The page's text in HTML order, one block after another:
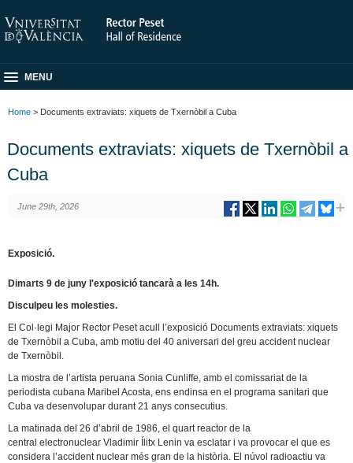
MENU
Home > Documents extraviats: xiquets de Txernòbil a Cuba
Documents extraviats: xiquets de Txernòbil a
Cuba
June 29th, 2026
Exposició.
Dimarts 9 de juny l'exposició tancarà a les 14h.
Disculpeu les molesties.
El Col·legi Major Rector Peset acull l’exposició Documents extraviats: xiquets
de Txernòbil a Cuba, amb motiu del 40 aniversari del greu accident nuclear
de Txernòbil.
La mostra de l’artista peruana Sonia Cunliffe, amb el comissariat de la
periodista cubana Maribel Acosta, ens endinsa en el programa sanitari que
Cuba va desenvolupar durant 21 anys consecutius.
La matinada del 26 d’abril de 1986, el quart reactor de la
central electronuclear Vladimir Ílitx Lenin va esclatar i va provocar el que es
considera l’accident nuclear més gran de la història. El núvol radioactiu va